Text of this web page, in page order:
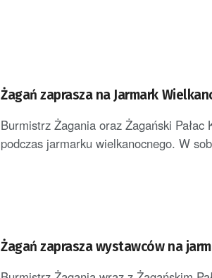
Żagań zaprasza na Jarmark
Burmistrz Żagania oraz Żagański
podczas jarmarku wielkanocnego. W
Żagań zaprasza wystawców na